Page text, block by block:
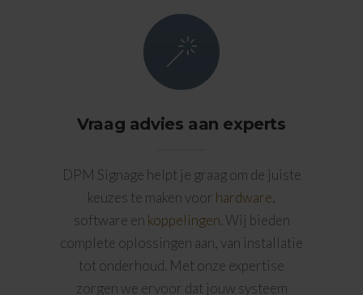
Vraag advies aan experts
DPM Signage helpt je graag om de juiste
keuzes te maken voor hardware,
software en koppelingen. Wij bieden
complete oplossingen aan, van installatie
tot onderhoud. Met onze expertise
zorgen we ervoor dat jouw systeem